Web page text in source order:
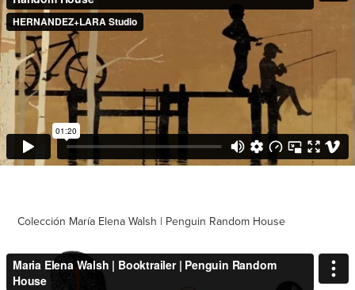
Colección María Elena Walsh | Penguin Random House